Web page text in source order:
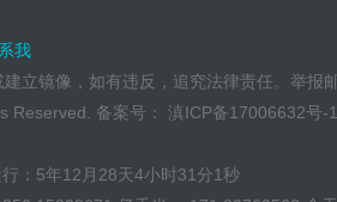
我
立镜像，如有违反，追究法律责任。举报
Reserved. 备案号：
滇ICP备17006632号-1
： 5年12月28天4小时31分2秒